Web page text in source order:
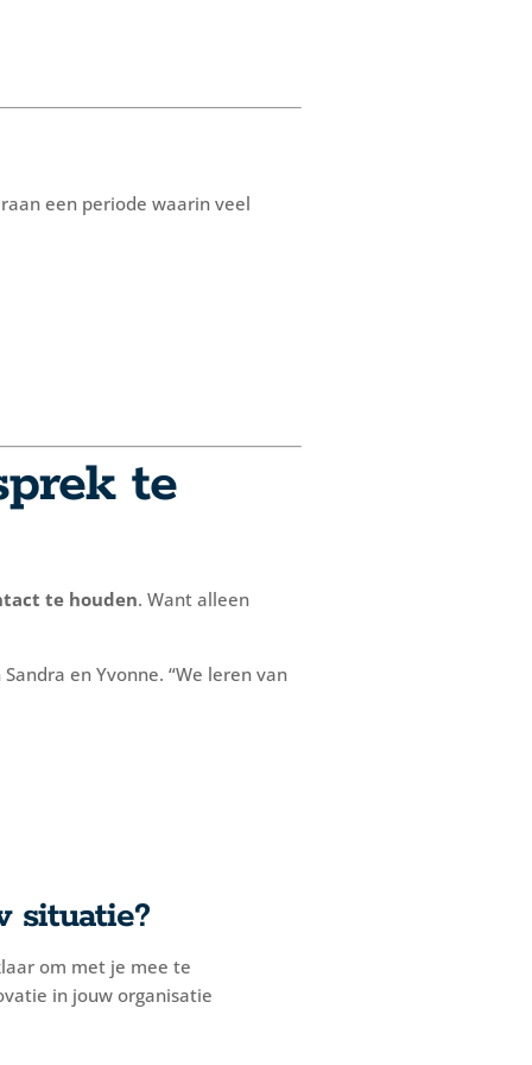
een periode waarin veel
te
te houden. Want alleen
en Yvonne. “We leren van
situatie?
om met je mee te
in jouw organisatie